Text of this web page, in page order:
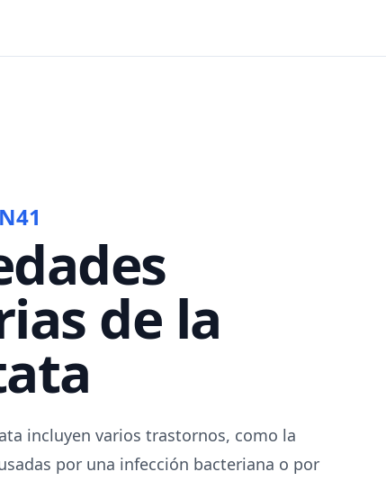
N41
de la
incluyen varios trastornos, como la
por una infección bacteriana o por